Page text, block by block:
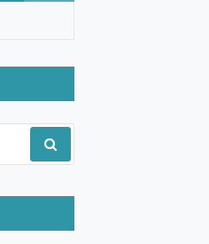
開箱 評